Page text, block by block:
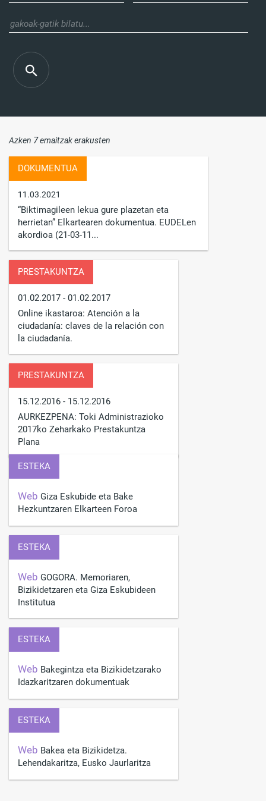
Azken 7emaitzak erakusten
DOKUMENTUA
11.03.2021
“Biktimagileen lekua gure plazetan eta
herrietan” Elkartearen dokumentua. EUDELen
akordioa (21-03-11...
PRESTAKUNTZA
01.02.2017 - 01.02.2017
Online ikastaroa: Atención a la
ciudadanía: claves de la relación con
la ciudadanía.
PRESTAKUNTZA
15.12.2016 - 15.12.2016
AURKEZPENA: Toki Administrazioko
2017ko Zeharkako Prestakuntza
Plana
ESTEKA
Web Giza Eskubide eta Bake
Hezkuntzaren Elkarteen Foroa
ESTEKA
Web GOGORA. Memoriaren,
Bizikidetzaren eta Giza Eskubideen
Institutua
ESTEKA
Web Bakegintza eta Bizikidetzarako
Idazkaritzaren dokumentuak
ESTEKA
Web Bakea eta Bizikidetza.
Lehendakaritza, Eusko Jaurlaritza